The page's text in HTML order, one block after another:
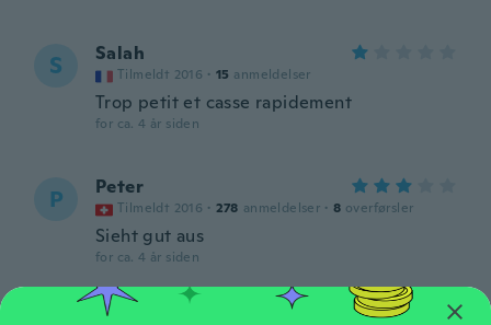
S Salah
Tilmeldt 2016 · 15 anmeldelser
Trop petit et casse rapidement
for ca. 4 år siden
P Peter
Tilmeldt 2016 · 278 anmeldelser · 8 overførsler
Sieht gut aus
for ca. 4 år siden
Andrey